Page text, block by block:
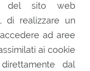
del sito web
di realizzare un
ad aree
ai cookie
dal